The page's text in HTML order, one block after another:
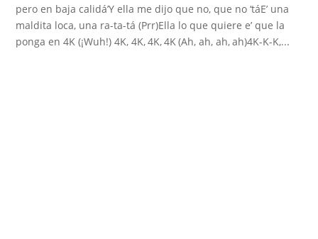
pero en baja calidá’Y ella me dijo que no, que no ‘táE’ una
maldita loca, una ra-ta-tá (Prr)Ella lo que quiere e’ que la
ponga en 4K (¡Wuh!) 4K, 4K, 4K, 4K (Ah, ah, ah, ah)4K-K-K,...